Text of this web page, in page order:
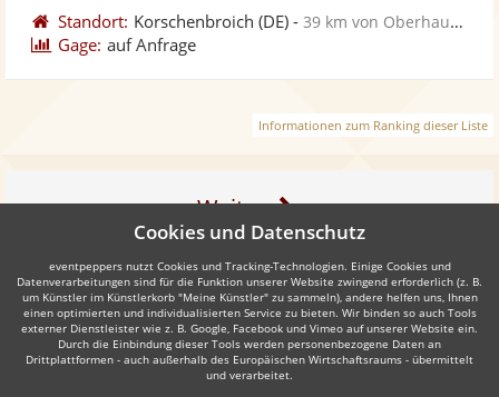
Standort: Korschenbroich (DE) -39 km von Oberhausen
Gage: auf Anfrage
Informationen zum Ranking dieser Liste
Weiter
Auch interessant:
Cookies und Datenschutz
eventpeppers nutzt Cookies und Tracking-Technologien. Einige Cookies und
Datenverarbeitungen sind für die Funktion unserer Website zwingend erforderlich (z. B.
um Künstler im Künstlerkorb "Meine Künstler" zu sammeln), andere helfen uns, Ihnen
einen optimierten und individualisierten Service zu bieten. Wir binden so auch Tools
externer Dienstleister wie z. B. Google, Facebook und Vimeo auf unserer Website ein.
Durch die Einbindung dieser Tools werden personenbezogene Daten an
Drittplattformen - auch außerhalb des Europäischen Wirtschaftsraums - übermittelt
und verarbeitet.